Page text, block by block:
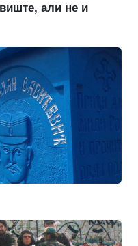
али не и